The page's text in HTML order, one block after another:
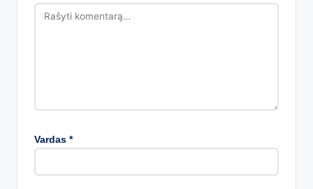
Vardas *